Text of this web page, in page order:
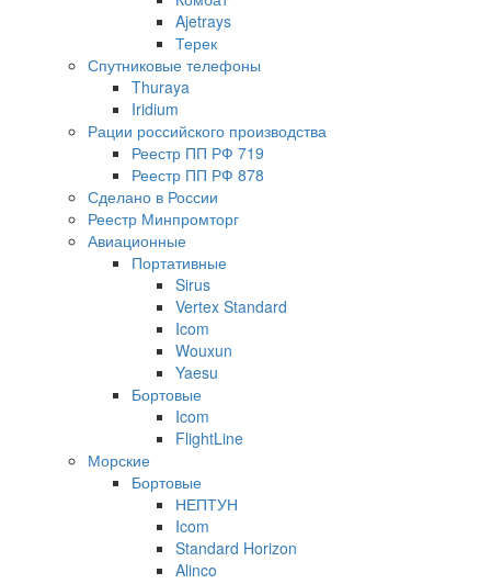
Ajetrays
Терек
Спутниковые телефоны
Thuraya
Iridium
Рации российского производства
Реестр ПП РФ 719
Реестр ПП РФ 878
Сделано в России
Реестр Минпромторг
Авиационные
Портативные
Sirus
Vertex Standard
Icom
Wouxun
Yaesu
Бортовые
Icom
FlightLine
Морские
Бортовые
НЕПТУН
Icom
Standard Horizon
Alinco